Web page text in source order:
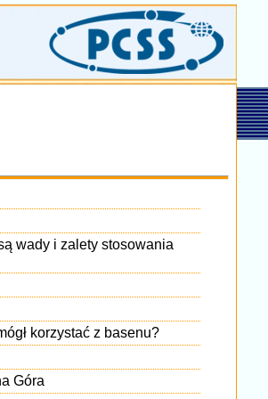
wady i zalety stosowania
korzystać z basenu?
Góra